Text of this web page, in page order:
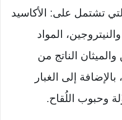
تشتمل على: الأكاسيد
المواد
والميثان الناتج من
إلى الغبار
وحبوب اللُقاح.